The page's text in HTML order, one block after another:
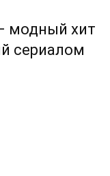
модный хит
сериалом